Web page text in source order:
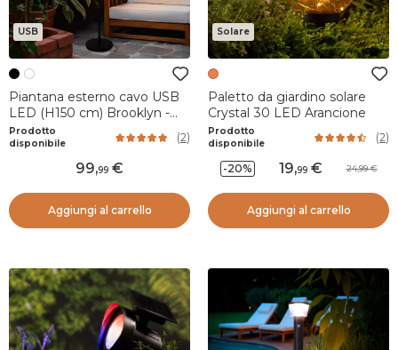
USB
Piantana esterno cavo USB
LED (H150 cm) Brooklyn -
Nero
Prodotto
disponibile
(2)
99,99
Aggiungi al carrello
Solare
Paletto da giardino solare
Crystal 30 LED Arancione
Prodotto
disponibile
(2)
-20% 19,99 24,99
Aggiungi al carrello